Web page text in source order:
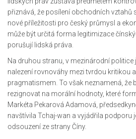
přiznává, že posílení obchodních vztahů
nové příležitosti pro český průmysl a
může být určitá forma legitimizace
porušují lidská práva.
Na druhou stranu, v mezinárodní politice
nalezení rovnováhy mezi tvrdou kritikou
pragmatismem. To však neznamená, že
rezignovat na morální hodnoty, které
Markéta Pekarová Adamová,
navštívila Tchaj-wan a vyjádřila podporu
odsouzení ze strany Číny.